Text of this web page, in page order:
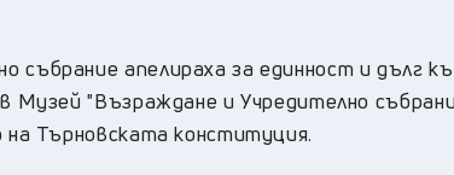
Хасково, 30°C
Шумен, 26°C
Ямбол, 29°C
апелираха за единност и дълг
Музей "Възраждане и Учредително
Търновската конституция.